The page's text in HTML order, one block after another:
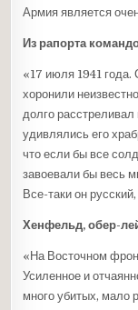
Армия является
Из рапорта
«17 июля 1941 года.
хоронили
долго расстреливал
удивлялись его
что если бы все
завоевали бы весь
Все-таки он
Хенфельд, обер-
«На Восточном
Усиленное и
много убитых, мало